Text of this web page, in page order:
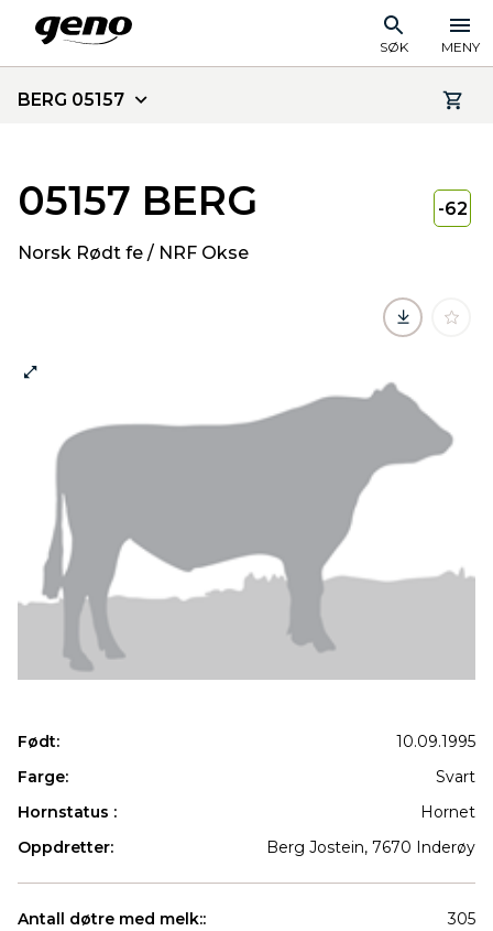
SØK MENY
BERG 05157
05157 BERG
Norsk Rødt fe / NRF Okse
-62
Født:
10.09.1995
Farge:
Svart
Hornstatus :
Hornet
Oppdretter:
Berg Jostein, 7670 Inderøy
Antall døtre med melk::
305